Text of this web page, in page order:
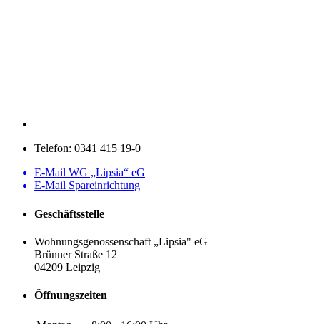
Telefon: 0341 415 19-0
E-Mail WG „Lipsia“ eG
E-Mail Spareinrichtung
Geschäftsstelle
Wohnungsgenossenschaft „Lipsia" eG
Brünner Straße 12
04209 Leipzig
Öffnungszeiten